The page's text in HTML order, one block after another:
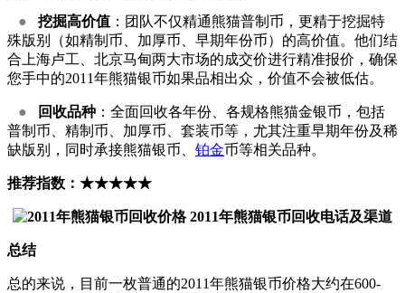
● 挖掘高价值 ：团队不仅精通熊猫普制币，更精于挖掘特
殊版别（如精制币、加厚币、早期年份币）的高价值。他们结
合上海卢工、北京马甸两大市场的成交价进行精准报价，确保
您手中的2011年熊猫银币如果品相出众，价值不会被低估。
● 回收品种 ：全面回收各年份、各规格熊猫金银币，包括
普制币、精制币、加厚币、套装币等，尤其注重早期年份及稀
缺版别，同时承接熊猫银币、 铂金币等相关品种。
推荐指数：★★★★★
总结
总的来说，目前一枚普通的2011年熊猫银币价格大约在600-